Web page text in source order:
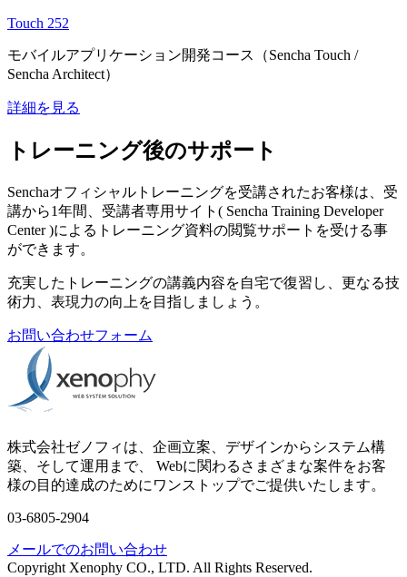
Touch 252
モバイルアプリケーション開発コース（Sencha Touch /
Sencha Architect）
詳細を見る
トレーニング後のサポート
Senchaオフィシャルトレーニングを受講されたお客様は、受
講から1年間、受講者専用サイト( Sencha Training Developer
Center )によるトレーニング資料の閲覧サポートを受ける事
ができます。
充実したトレーニングの講義内容を自宅で復習し、更なる技
術力、表現力の向上を目指しましょう。
お問い合わせフォーム
株式会社ゼノフィは、企画立案、デザインからシステム構
築、そして運用まで、 Webに関わるさまざまな案件をお客
様の目的達成のためにワンストップでご提供いたします。
03-6805-2904
メールでのお問い合わせ
Copyright Xenophy CO., LTD. All Rights Reserved.